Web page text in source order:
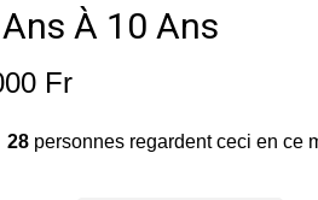
À 10 Ans
Fr
28 personnes regardent ceci en ce